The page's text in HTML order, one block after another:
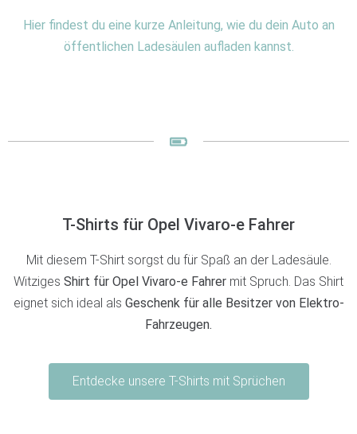
Hier findest du eine kurze Anleitung, wie du dein Auto an
öffentlichen Ladesäulen aufladen kannst.
T-Shirts für Opel Vivaro-e Fahrer
Mit diesem T-Shirt sorgst du für Spaß an der Ladesäule.
Witziges Shirt für Opel Vivaro-e Fahrer mit Spruch. Das Shirt
eignet sich ideal als Geschenk für alle Besitzer von Elektro-
Fahrzeugen.
Entdecke unsere T-Shirts mit Sprüchen